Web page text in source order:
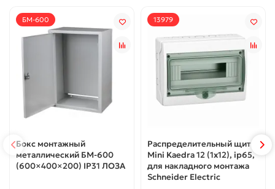
БМ-600
Бокс монтажный
металлический БМ-600
(600×400×200) IP31 ЛОЗА
13979
Распределительный щит
Mini Kaedra 12 (1x12), ip65,
для накладного монтажа
Schneider Electric